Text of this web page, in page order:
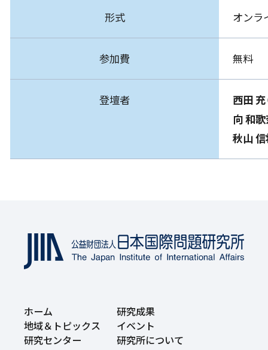
形式 オンラ
参加費 無料
登壇者 西⽥ 充
向 和
秋山
ホーム
研究成果
地域＆トピックス
イベント
研究センター
研究所について